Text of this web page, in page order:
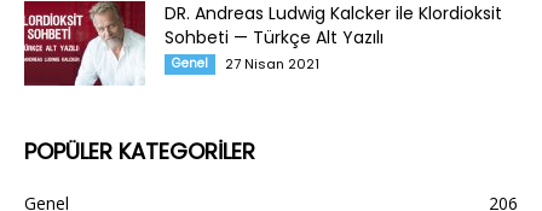
DR. Andreas Ludwig Kalcker ile Klordioksit
Sohbeti — Türkçe Alt Yazılı
Genel 27 Nisan 2021
POPÜLER KATEGORİLER
Genel 206